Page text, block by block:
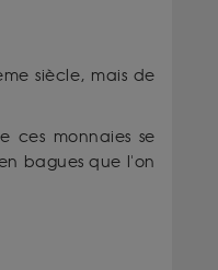
siècle, mais de
ces monnaies se
bagues que l'on